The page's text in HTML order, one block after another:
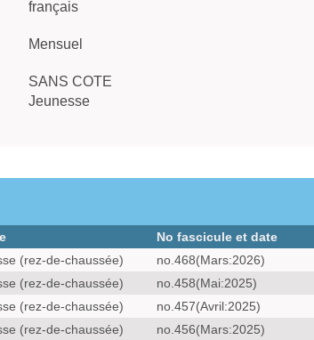
français
Mensuel
SANS COTE
Jeunesse
No fascicule et date
(rez-de-chaussée) no.468(Mars:2026)
(rez-de-chaussée) no.458(Mai:2025)
(rez-de-chaussée) no.457(Avril:2025)
(rez-de-chaussée) no.456(Mars:2025)